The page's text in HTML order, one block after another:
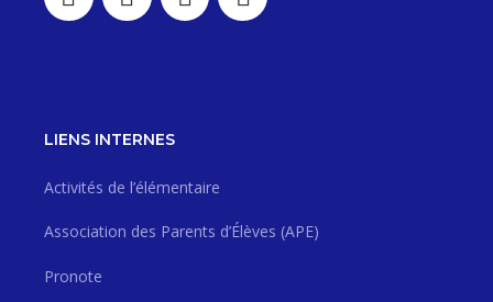
LIENS INTERNES
Activités de l’élémentaire
Association des Parents d’Élèves (APE)
Pronote